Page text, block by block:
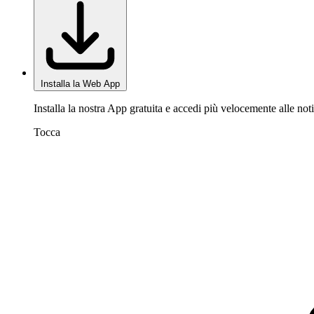
Installa la Web App
Installa la nostra App gratuita e accedi più velocemente alle
Tocca